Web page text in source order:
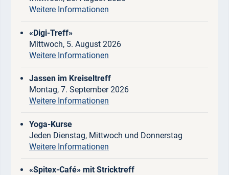
Weitere Informationen
«Digi-Treff»
Mittwoch, 5. August 2026
Weitere Informationen
Jassen im Kreiseltreff
Montag, 7. September 2026
Weitere Informationen
Yoga-Kurse
Jeden Dienstag, Mittwoch und Donnerstag
Weitere Informationen
«Spitex-Café» mit Stricktreff